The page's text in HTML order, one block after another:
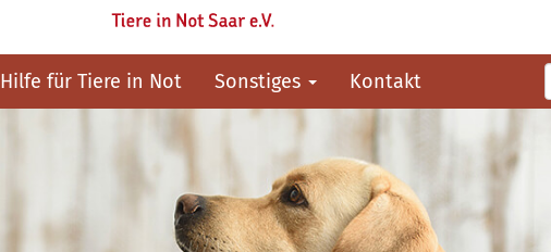
Hilfe für Tiere in Not Sonstiges Kontakt